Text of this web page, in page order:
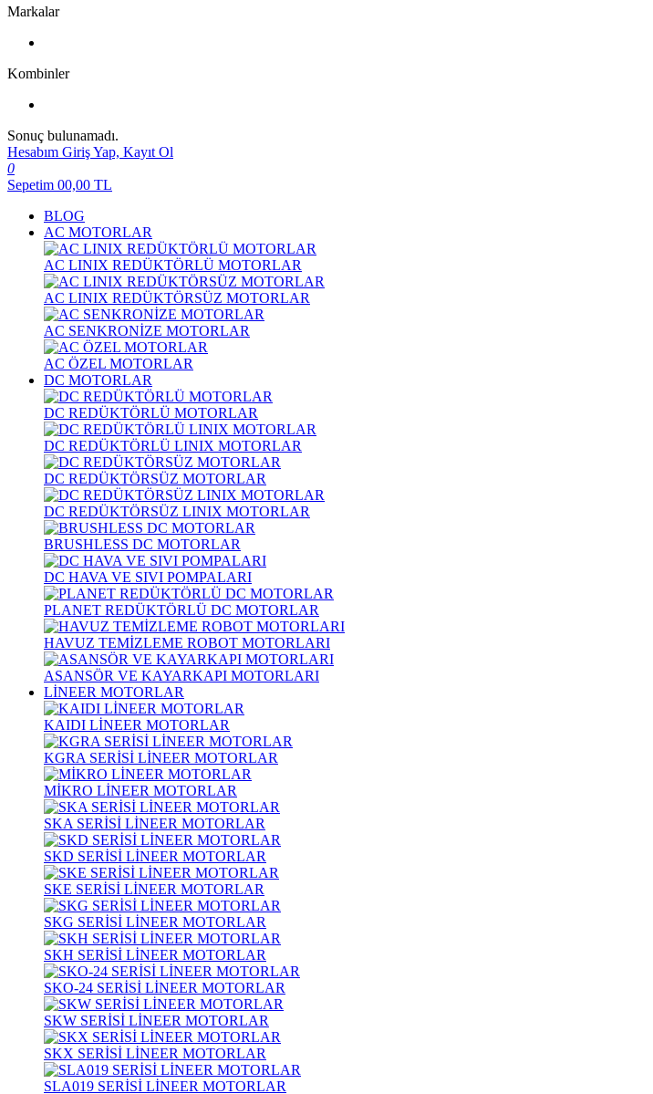
Markalar
Kombinler
Sonuç bulunamadı.
Hesabım Giriş Yap, Kayıt Ol
0
Sepetim 00,00 TL
BLOG
AC MOTORLAR
AC LINIX REDÜKTÖRLÜ MOTORLAR
AC LINIX REDÜKTÖRSÜZ MOTORLAR
AC SENKRONİZE MOTORLAR
AC ÖZEL MOTORLAR
DC MOTORLAR
DC REDÜKTÖRLÜ MOTORLAR
DC REDÜKTÖRLÜ LINIX MOTORLAR
DC REDÜKTÖRSÜZ MOTORLAR
DC REDÜKTÖRSÜZ LINIX MOTORLAR
BRUSHLESS DC MOTORLAR
DC HAVA VE SIVI POMPALARI
PLANET REDÜKTÖRLÜ DC MOTORLAR
HAVUZ TEMİZLEME ROBOT MOTORLARI
ASANSÖR VE KAYARKAPI MOTORLARI
LİNEER MOTORLAR
KAIDI LİNEER MOTORLAR
KGRA SERİSİ LİNEER MOTORLAR
MİKRO LİNEER MOTORLAR
SKA SERİSİ LİNEER MOTORLAR
SKD SERİSİ LİNEER MOTORLAR
SKE SERİSİ LİNEER MOTORLAR
SKG SERİSİ LİNEER MOTORLAR
SKH SERİSİ LİNEER MOTORLAR
SKO-24 SERİSİ LİNEER MOTORLAR
SKW SERİSİ LİNEER MOTORLAR
SKX SERİSİ LİNEER MOTORLAR
SLA019 SERİSİ LİNEER MOTORLAR